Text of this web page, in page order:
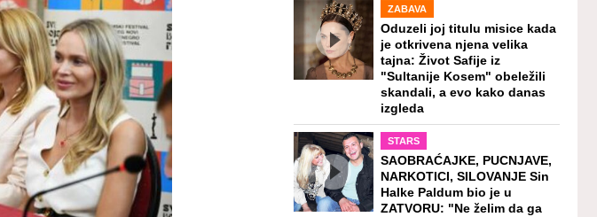
ZABAVA
Oduzeli joj titulu misice kada
je otkrivena njena velika
tajna: Život Safije iz
"Sultanije Kosem" obeležili
skandali, a evo kako danas
izgleda
STARS
SAOBRAĆAJKE, PUCNJAVE,
NARKOTICI, SILOVANJE Sin
Halke Paldum bio je u
ZATVORU: "Ne želim da ga